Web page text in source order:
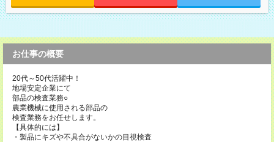
お仕事の概要
20代～50代活躍中！
地場安定企業にて
部品の検査業務○
農業機械に使用される部品の
検査業務をお任せします。
【具体的には】
・製品にキズや不具合がないかの目視検査